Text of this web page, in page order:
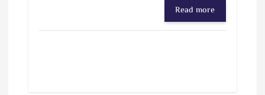
Read more